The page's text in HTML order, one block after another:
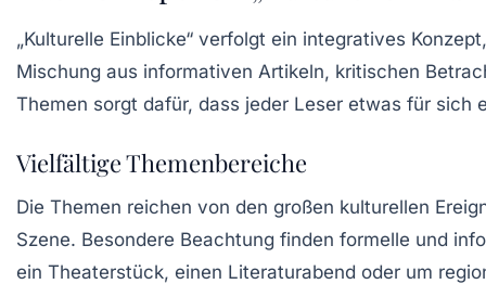
„Kulturelle Einblicke“ verfolgt ein integratives
Mischung aus informativen Artikeln, kritischen
Themen sorgt dafür, dass jeder Leser etwas für sich
Vielfältige Themenbereiche
Die Themen reichen von den großen kulturellen
Szene. Besondere Beachtung finden formelle und
ein Theaterstück, einen Literaturabend oder um